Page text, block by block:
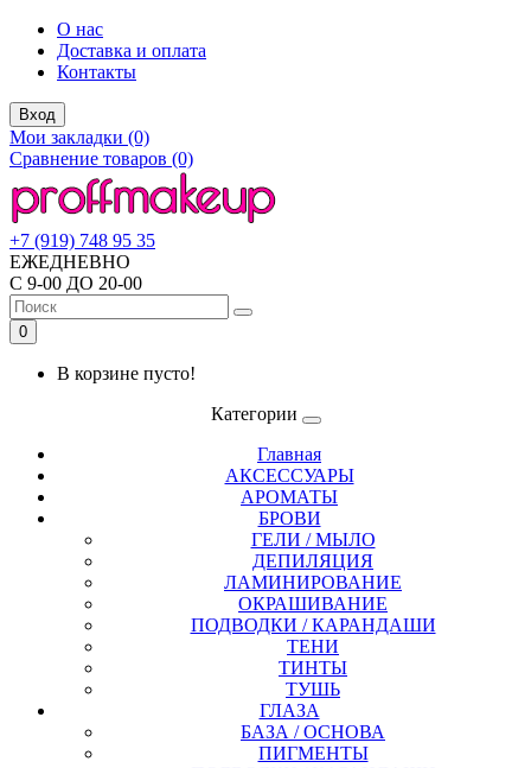
О нас
Доставка и оплата
Контакты
Вход
Мои закладки (0)
Сравнение товаров (0)
+7 (919) 748 95 35
ЕЖЕДНЕВНО
С 9-00 ДО 20-00
0
В корзине пусто!
Категории
Главная
АКСЕССУАРЫ
АРОМАТЫ
БРОВИ
ГЕЛИ / МЫЛО
ДЕПИЛЯЦИЯ
ЛАМИНИРОВАНИЕ
ОКРАШИВАНИЕ
ПОДВОДКИ / КАРАНДАШИ
ТЕНИ
ТИНТЫ
ТУШЬ
ГЛАЗА
БАЗА / ОСНОВА
ПИГМЕНТЫ